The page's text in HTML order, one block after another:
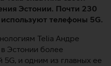
Эстонии. Почти 230
телефоны 5G.
Telia Андре
Эстонии более
5G, и одним из главных ее